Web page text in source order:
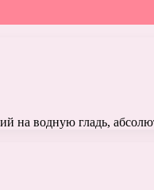
на водную гладь,